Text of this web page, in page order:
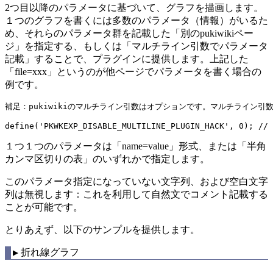
2つ目以降のパラメータに基づいて、グラフを描画します。
１つのグラフを書くには多数のパラメータ（情報）がいるた
め、それらのパラメータ群を記載した「別のpukiwikiペー
ジ」を指定する、もしくは「マルチライン引数でパラメータ
記載」することで、プラグインに提供します。上記した
「file=xxx」というのが他ページでパラメータを書く場合の
例です。
補足：pukiwikiのマルチライン引数はオプションです。マルチライ
define('PKWKEXP_DISABLE_MULTILINE_PLUGIN_HACK', 0);
１つ１つのパラメータは「name=value」形式、または「半角
カンマ区切りの表」のいずれかで指定します。
このパラメータ指定になっていない文字列、および空白文字
列は無視します：これを利用して自然文でコメント記載する
ことが可能です。
とりあえず、以下のサンプルを提供します。
▼ 折れ線グラフ